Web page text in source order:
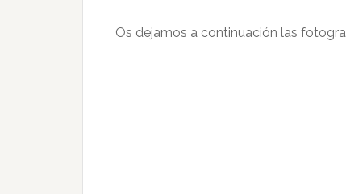
Os dejamos a continuación las